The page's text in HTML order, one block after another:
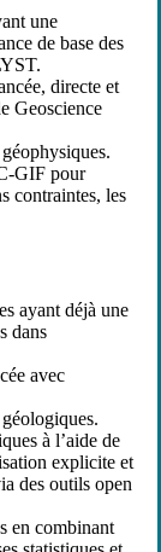
une
de base des
directe et
Geoscience
GIF pour
contraintes, les
ayant déjà une
dans
avec
à l’aide de
explicite et
des outils open
en combinant